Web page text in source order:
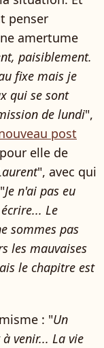
penser
amertume
paisiblement.
fixe mais je
qui se sont
de lundi",
post
elle de
", avec qui
Je n'ai pas eu
Le
sommes pas
les mauvaises
le chapitre est
: "Un
venir... La vie